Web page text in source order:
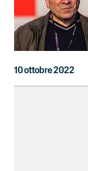
10 ottobre 2022